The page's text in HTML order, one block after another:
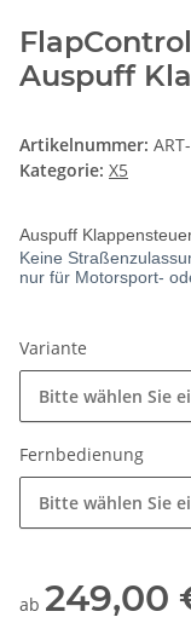
Auspuff
Artikelnummer:
Kategorie: X5
Auspuff
Keine
nur für Motorsport-
Variante
Bitte wählen Sie
Fernbedienung
Bitte wählen Sie
ab 249,00